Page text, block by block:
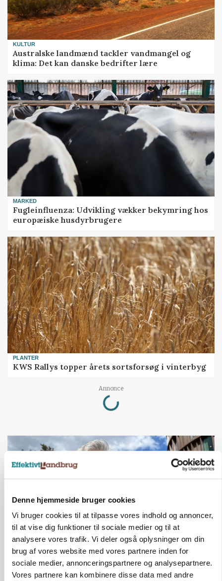
Denne hjemmeside bruger cookies
Vi bruger cookies til at tilpasse vores indhold og annoncer,
til at vise dig funktioner til sociale medier og til at
analysere vores trafik. Vi deler også oplysninger om din
brug af vores website med vores partnere inden for
sociale medier, annonceringspartnere og analysepartnere.
Vores partnere kan kombinere disse data med andre
KULTUR
Australske landmænd tackler vandmangel og
klima: Det kan danske bedrifter lære
MARKED
Fugleinfluenza: Udvikling vækker bekymring hos
europæiske husdyrbrugere
PLANTER
KWS Rallys topper årets sortsforsøg i vinterbyg
Annonce
Loading...
CAP-I-DANMARK
Fjerkræbranchen: - Vi forlanger ens
konkurrence- og produktionsvilkår